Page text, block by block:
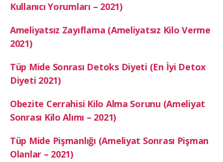
Kullanıcı Yorumları – 2021)
Ameliyatsız Zayıflama (Ameliyatsız Kilo Verme
2021)
Tüp Mide Sonrası Detoks Diyeti (En İyi Detox
Diyeti 2021)
Obezite Cerrahisi Kilo Alma Sorunu (Ameliyat
Sonrası Kilo Alımı – 2021)
Tüp Mide Pişmanlığı (Ameliyat Sonrası Pişman
Olanlar – 2021)